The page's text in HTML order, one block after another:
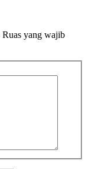
Ruas yang wajib